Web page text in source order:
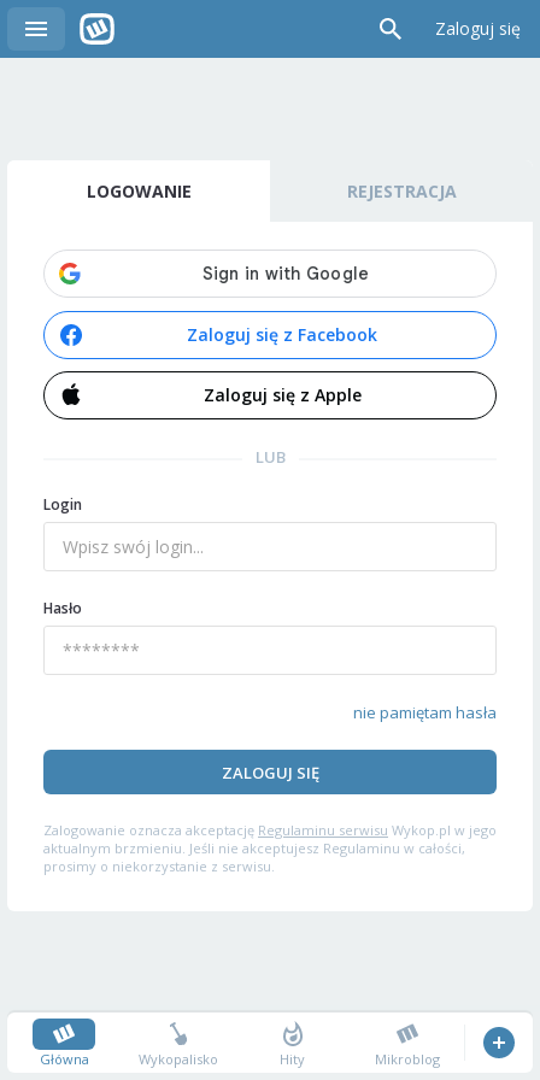
Zaloguj się
LOGOWANIE REJESTRACJA
Zaloguj się z Facebook
Zaloguj się z Apple
LUB
Login
Hasło
nie pamiętam hasła
ZALOGUJ SIĘ
Zalogowanie oznacza akceptację Regulaminu serwisu Wykop.pl w jego
aktualnym brzmieniu. Jeśli nie akceptujesz Regulaminu w całości,
prosimy o niekorzystanie z serwisu.
Główna Wykopalisko Hity Mikroblog